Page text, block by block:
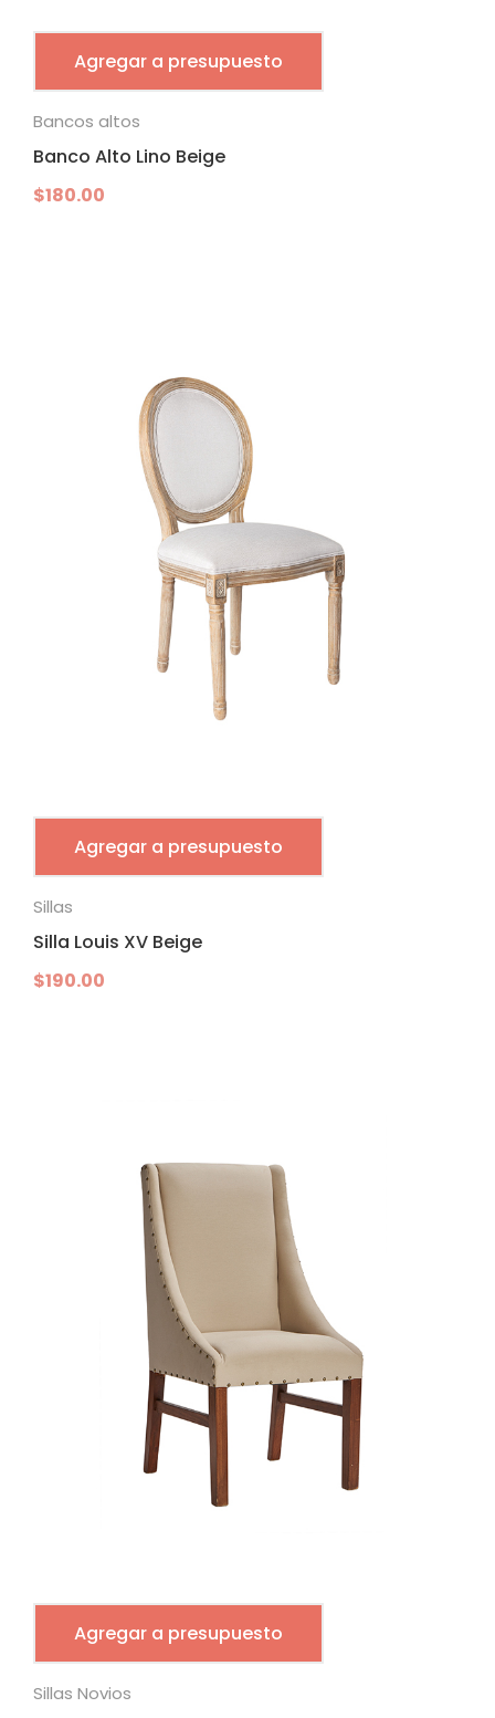
Agregar a presupuesto
Bancos altos
Banco Alto Lino Beige
$180.00
Agregar a presupuesto
Sillas
Silla Louis XV Beige
$190.00
Agregar a presupuesto
Sillas Novios